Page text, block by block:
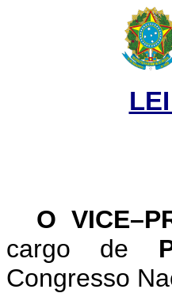
O
cargo de
Congresso